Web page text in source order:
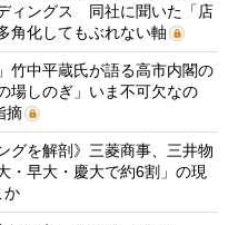
ィングス 同社に聞いた「店
角化してもぶれない軸
竹中平蔵氏が語る高市内閣の
しのぎ」いま不可欠なの
摘
グを解剖》三菱商事、三井物
・早大・慶大で約6割」の現
か